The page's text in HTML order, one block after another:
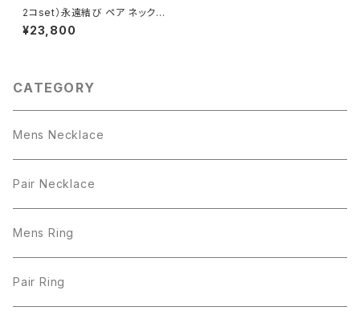
2コset）永遠結び ペア ネックレ
ス シルバー925
¥23,800
CATEGORY
Mens Necklace
Pair Necklace
Mens Ring
Pair Ring